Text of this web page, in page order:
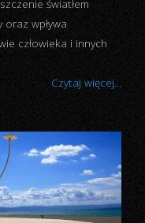
to niekorzystny
na
światłem
oraz wpływa
Czytaj więcej...